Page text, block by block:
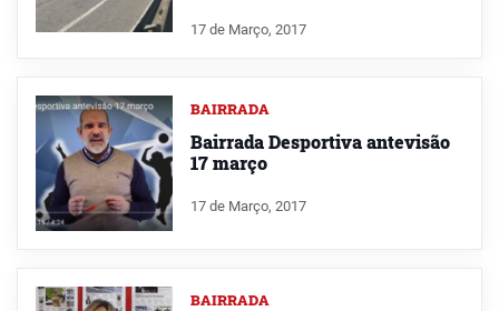
17 de Março, 2017
BAIRRADA
Bairrada Desportiva antevisão
17 março
17 de Março, 2017
BAIRRADA